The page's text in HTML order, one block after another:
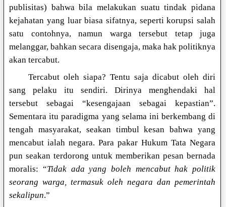
publisitas) bahwa bila melakukan suatu tindak pidana
kejahatan yang luar biasa sifatnya, seperti korupsi salah
satu contohnya, namun warga tersebut tetap juga
melanggar, bahkan secara disengaja, maka hak politiknya
akan tercabut.
Tercabut oleh siapa? Tentu saja dicabut oleh diri
sang pelaku itu sendiri. Dirinya menghendaki hal
tersebut sebagai “kesengajaan sebagai kepastian”.
Sementara itu paradigma yang selama ini berkembang di
tengah masyarakat, seakan timbul kesan bahwa yang
mencabut ialah negara. Para pakar Hukum Tata Negara
pun seakan terdorong untuk memberikan pesan bernada
moralis: “Tidak ada yang boleh mencabut hak politik
seorang warga, termasuk oleh negara dan pemerintah
sekalipun.”